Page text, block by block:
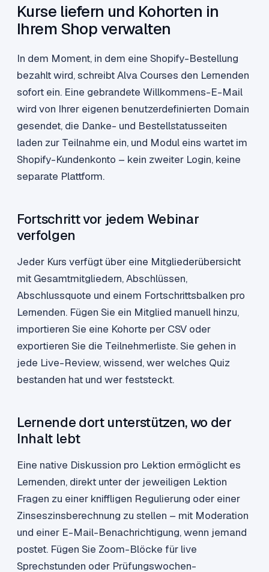
Kurse liefern und Kohorten in
Ihrem Shop verwalten
In dem Moment, in dem eine Shopify-Bestellung
bezahlt wird, schreibt Alva Courses den Lernenden
sofort ein. Eine gebrandete Willkommens-E-Mail
wird von Ihrer eigenen benutzerdefinierten Domain
gesendet, die Danke- und Bestellstatusseiten
laden zur Teilnahme ein, und Modul eins wartet im
Shopify-Kundenkonto – kein zweiter Login, keine
separate Plattform.
Fortschritt vor jedem Webinar
verfolgen
Jeder Kurs verfügt über eine Mitgliederübersicht
mit Gesamtmitgliedern, Abschlüssen,
Abschlussquote und einem Fortschrittsbalken pro
Lernenden. Fügen Sie ein Mitglied manuell hinzu,
importieren Sie eine Kohorte per CSV oder
exportieren Sie die Teilnehmerliste. Sie gehen in
jede Live-Review, wissend, wer welches Quiz
bestanden hat und wer feststeckt.
Lernende dort unterstützen, wo der
Inhalt lebt
Eine native Diskussion pro Lektion ermöglicht es
Lernenden, direkt unter der jeweiligen Lektion
Fragen zu einer kniffligen Regulierung oder einer
Zinseszinsberechnung zu stellen – mit Moderation
und einer E-Mail-Benachrichtigung, wenn jemand
postet. Fügen Sie Zoom-Blöcke für live
Sprechstunden oder Prüfungswochen-